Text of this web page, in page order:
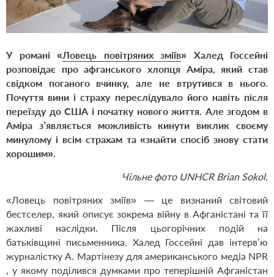
У романі «Ловець повітряних зміїв» Халед Госсейні
розповідає про афганського хлопця Аміра, який став
свідком поганого вчинку, але не втрутився в нього.
Почуття вини і страху переслідувало його навіть після
переїзду до США і початку нового життя. Але згодом в
Аміра з’являється можливість кинути виклик своєму
минулому і всім страхам та «знайти спосіб знову стати
хорошим».
Чільне фото UNHCR Brian Sokol.
«Ловець повітряних зміїв» — це визнаний світовий
бестселер, який описує зокрема війну в Афганістані та її
жахливі наслідки. Після цьогорічних подій на
батьківщині письменника, Халед Госсейні дав інтерв’ю
журналістку А. Мартінезу дляамериканського медіа NPR
, у якому поділився думками про теперішній Афганістан